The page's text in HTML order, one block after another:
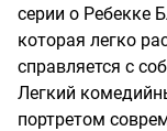
серии о Ребекке
которая легко
справляется с
Легкий
портретом